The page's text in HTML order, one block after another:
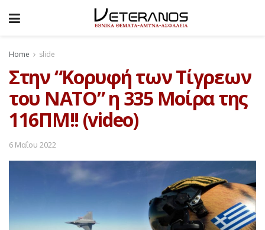
Home slide
Στην “Κορυφή των Τίγρεων
του ΝΑΤΟ” η 335 Μοίρα της
116ΠΜ!! (video)
6 Μαΐου 2022